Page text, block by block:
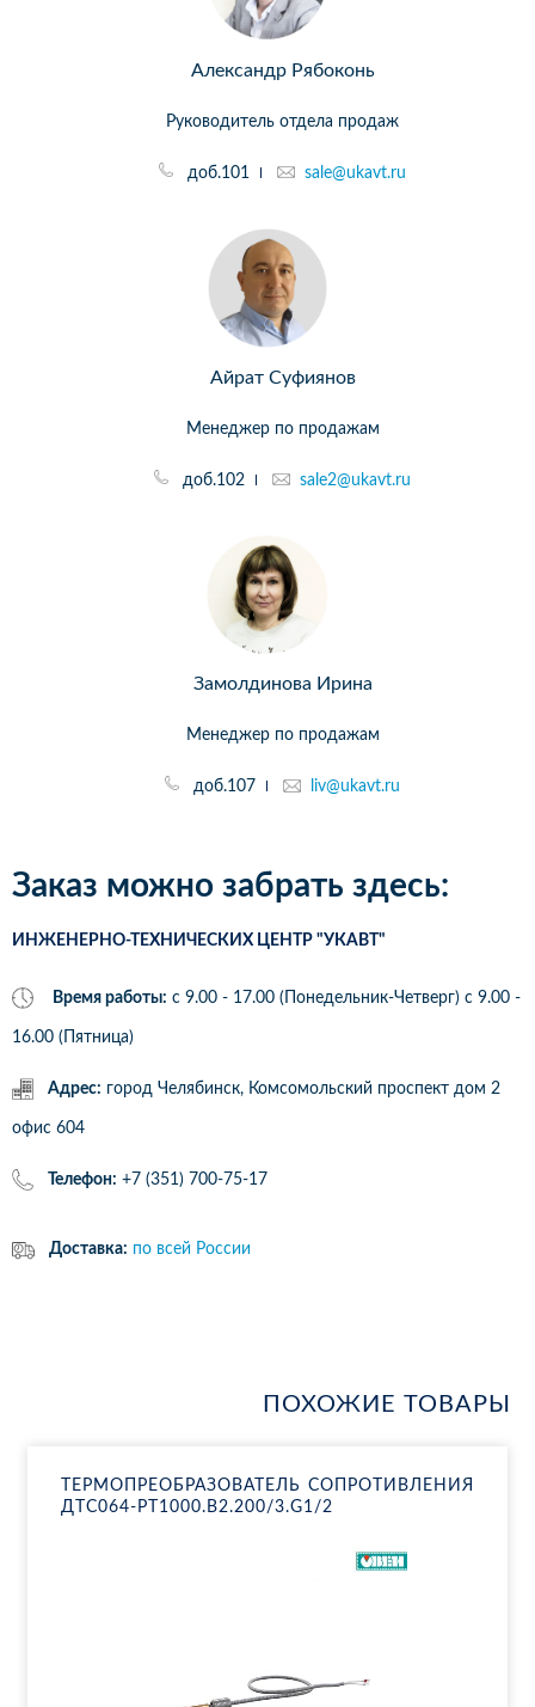
Александр Рябоконь
Руководитель отдела продаж
доб.101 sale@ukavt.ru
Айрат Суфиянов
Менеджер по продажам
доб.102 sale2@ukavt.ru
Замолдинова Ирина
Менеджер по продажам
доб.107 liv@ukavt.ru
Заказ можно забрать здесь:
ИНЖЕНЕРНО-ТЕХНИЧЕСКИХ ЦЕНТР "УКАВТ"
Время работы: с 9.00 - 17.00 (Понедельник-Четверг) c 9.00 -
16.00 (Пятница)
Адрес: город Челябинск, Комсомольский проспект дом 2
офис 604
Телефон: +7 (351) 700-75-17
Доставка: по всей России
ПОХОЖИЕ ТОВАРЫ
ТЕР­МО­ПРЕ­ОБ­РА­ЗО­ВА­ТЕЛЬ СО­ПРО­ТИВ­ЛЕ­НИЯ
ДТ­С064-РТ1000.В2.200/3.G1/2